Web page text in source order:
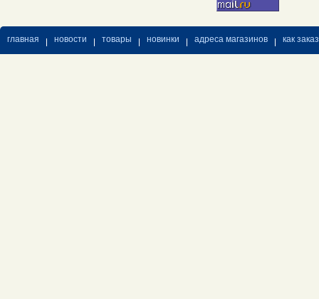
главная новости товары новинки адреса магазинов как